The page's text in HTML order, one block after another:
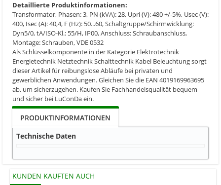
Detaillierte Produktinformationen:
Transformator, Phasen: 3, PN (kVA): 28, Upri (V): 480 +/-5%, Usec (V):
400, Isec (A): 40,4, F (Hz): 50...60, Schaltgruppe/Schirmwicklung:
Dyn5/0, tA/ISO-Kl.: 55/H, IP00, Anschluss: Schraubanschluss,
Montage: Schrauben, VDE 0532
Als Schlüsselkomponente in der Kategorie Elektrotechnik
Energietechnik Netztechnik Schalttechnik Kabel Beleuchtung sorgt
dieser Artikel für reibungslose Abläufe bei privaten und
gewerblichen Anwendungen. Gleichen Sie die EAN 4019169963695
ab, um sicherzugehen. Kaufen Sie Fachhandelsqualität bequem
und sicher bei LuConDa ein.
PRODUKTINFORMATIONEN
Technische Daten
KUNDEN KAUFTEN AUCH